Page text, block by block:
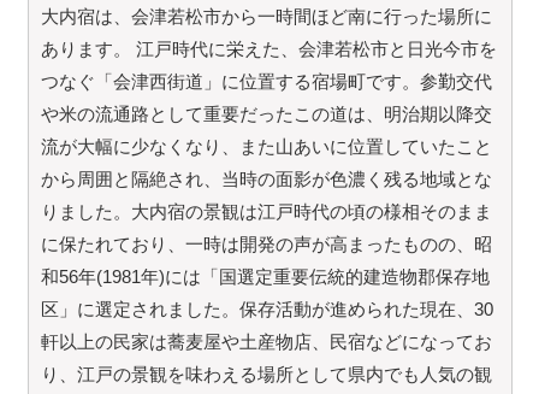
大内宿は、会津若松市から一時間ほど南に行った場所に
あります。 江戸時代に栄えた、会津若松市と日光今市を
つなぐ「会津西街道」に位置する宿場町です。参勤交代
や米の流通路として重要だったこの道は、明治期以降交
流が大幅に少なくなり、また山あいに位置していたこと
から周囲と隔絶され、当時の面影が色濃く残る地域とな
りました。大内宿の景観は江戸時代の頃の様相そのまま
に保たれており、一時は開発の声が高まったものの、昭
和56年(1981年)には「国選定重要伝統的建造物郡保存地
区」に選定されました。保存活動が進められた現在、30
軒以上の民家は蕎麦屋や土産物店、民宿などになってお
り、江戸の景観を味わえる場所として県内でも人気の観